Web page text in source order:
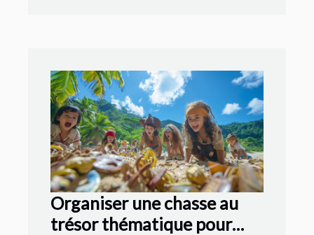
Organiser une chasse au
trésor thématique pour